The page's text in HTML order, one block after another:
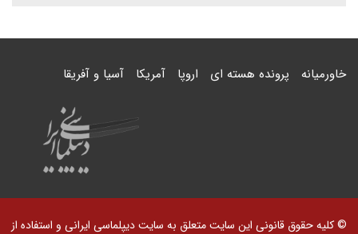
خاورمیانه پرونده هسته ای اروپا آمریکا آسیا و آفریقا
© کلیه حقوق قانونی این سایت متعلق به سایت دیپلماسی ایرانی و استفاده از